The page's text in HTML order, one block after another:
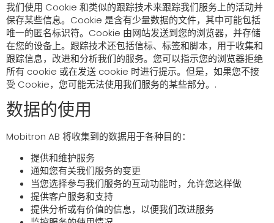
我们使用 Cookie 和类似的跟踪技术来跟踪我们服务上的活动并
保存某些信息。Cookie 是含有少量数据的文件，其中可能包括
唯一的匿名标识符。Cookie 由网站发送到您的浏览器，并存储
在您的设备上。跟踪技术还包括信标、标签和脚本，用于收集和
跟踪信息，改进和分析我们的服务。您可以指示您的浏览器拒绝
所有 cookie 或在发送 cookie 时进行提示。但是，如果您不接
受 Cookie，您可能无法使用我们服务的某些部分。.
数据的使用
Mobitron AB 将收集到的数据用于各种目的：
提供和维护服务
通知您有关我们服务的变更
当您选择参与我们服务的互动功能时，允许您这样做
提供客户服务和支持
提供分析或有价值的信息，以便我们改进服务